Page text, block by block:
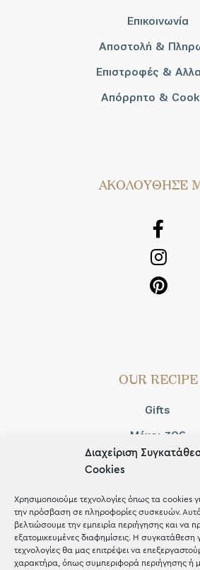
Διαχείριση
Cookies
Χρησιμοποιούμε τεχνολογίες όπως τα cookies
την πρόσβαση σε πληροφορίες συσκευών.
βελτιώσουμε την εμπειρία περιήγησης και να
εξατομικευμένες διαφημίσεις. Η συγκατάθεση
τεχνολογίες θα μας επιτρέψει να
χαρακτήρα, όπως συμπεριφορά περιήγησης ή
Επικοινωνία
Αποστολή &
Επιστροφές &
Απόρρητο &
AΚΟΛΟΥΘΗΣΕ
OUR RECIPE
Gifts
Μέχρι 30€
Blog